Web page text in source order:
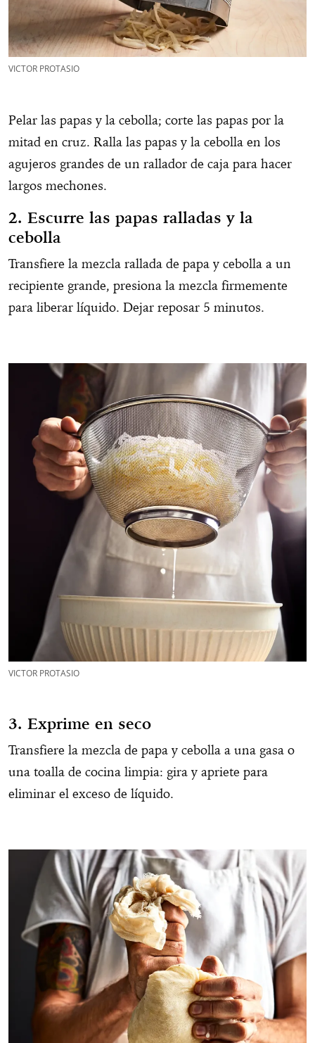
VICTOR PROTASIO
Pelar las papas y la cebolla; corte las papas por la
mitad en cruz. Ralla las papas y la cebolla en los
agujeros grandes de un rallador de caja para hacer
largos mechones.
2. Escurre las papas ralladas y la
cebolla
Transfiere la mezcla rallada de papa y cebolla a un
recipiente grande, presiona la mezcla firmemente
para liberar líquido. Dejar reposar 5 minutos.
VICTOR PROTASIO
3. Exprime en seco
Transfiere la mezcla de papa y cebolla a una gasa o
una toalla de cocina limpia: gira y apriete para
eliminar el exceso de líquido.